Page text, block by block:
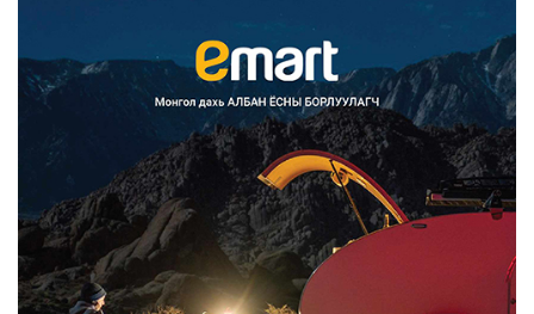
Францад иргэд рүү зөвшөөрөлгүй
сурталчилгааны дууд...
2026/08/07